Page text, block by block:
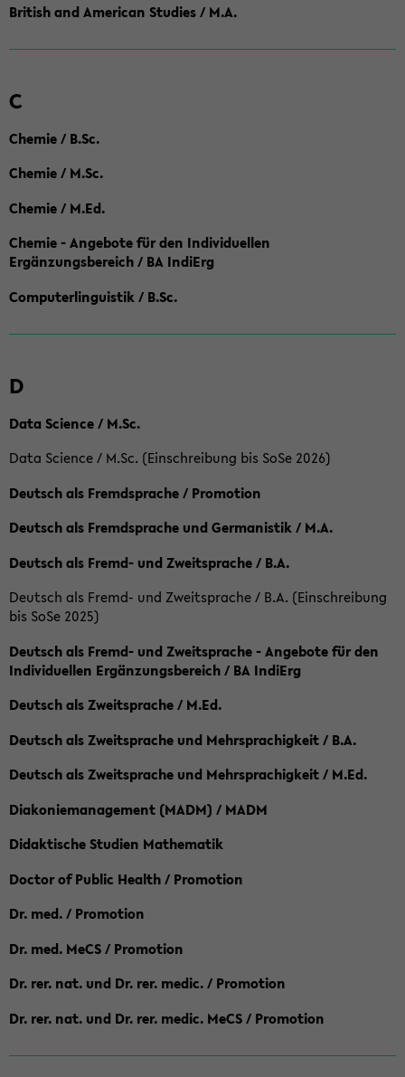
British and American Studies / M.A.
C
Chemie / B.Sc.
Chemie / M.Sc.
Chemie / M.Ed.
Chemie - Angebote für den Individuellen
Ergänzungsbereich / BA IndiErg
Computerlinguistik / B.Sc.
D
Data Science / M.Sc.
Data Science / M.Sc. (Einschreibung bis SoSe 2026)
Deutsch als Fremdsprache / Promotion
Deutsch als Fremdsprache und Germanistik / M.A.
Deutsch als Fremd- und Zweitsprache / B.A.
Deutsch als Fremd- und Zweitsprache / B.A. (Einschreibung
bis SoSe 2025)
Deutsch als Fremd- und Zweitsprache - Angebote für den
Individuellen Ergänzungsbereich / BA IndiErg
Deutsch als Zweitsprache / M.Ed.
Deutsch als Zweitsprache und Mehrsprachigkeit / B.A.
Deutsch als Zweitsprache und Mehrsprachigkeit / M.Ed.
Diakoniemanagement (MADM) / MADM
Didaktische Studien Mathematik
Doctor of Public Health / Promotion
Dr. med. / Promotion
Dr. med. MeCS / Promotion
Dr. rer. nat. und Dr. rer. medic. / Promotion
Dr. rer. nat. und Dr. rer. medic. MeCS / Promotion